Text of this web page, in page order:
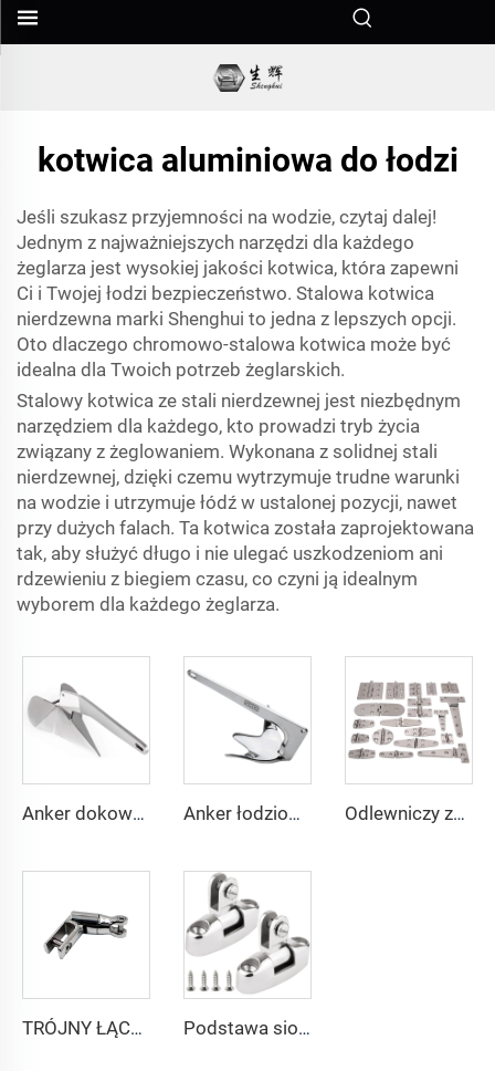
kotwica aluminiowa do łodzi
Jeśli szukasz przyjemności na wodzie, czytaj dalej!
Jednym z najważniejszych narzędzi dla każdego
żeglarza jest wysokiej jakości kotwica, która zapewni
Ci i Twojej łodzi bezpieczeństwo. Stalowa kotwica
nierdzewna marki Shenghui to jedna z lepszych opcji.
Oto dlaczego chromowo-stalowa kotwica może być
idealna dla Twoich potrzeb żeglarskich.
Stalowy kotwica ze stali nierdzewnej jest niezbędnym
narzędziem dla każdego, kto prowadzi tryb życia
związany z żeglowaniem. Wykonana z solidnej stali
nierdzewnej, dzięki czemu wytrzymuje trudne warunki
na wodzie i utrzymuje łódź w ustalonej pozycji, nawet
przy dużych falach. Ta kotwica została zaprojektowana
tak, aby służyć długo i nie ulegać uszkodzeniom ani
rdzewieniu z biegiem czasu, co czyni ją idealnym
wyborem dla każdego żeglarza.
Anker dokowy typu Delta w wykonaniu z nierdzewnej stali 316 klasy morskiej Anker łodziowy typu Bruce w wykonaniu z nierdzewnej stali 316 klasy morskiej Odlewniczy zawias do drzwi łodzi, okucia morskie ze stali nierdzewnej 316
TRÓJNY ŁĄCZNIK OBROTOWY DO KOTWICY ZE STALI NIERDZEWNEJ AISI316 Podstawa siodłowa z rogiem z nierdzewnej stali, okucia pokładowe morskie